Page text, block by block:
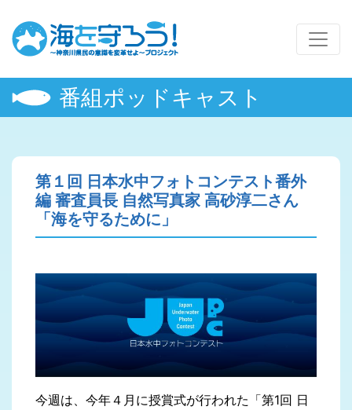
番組ポッドキャスト
第１回 日本水中フォトコンテスト番外
編 審査員長 自然写真家 高砂淳二さん
「海を守るために」
今週は、今年４月に授賞式が行われた「第1回 日